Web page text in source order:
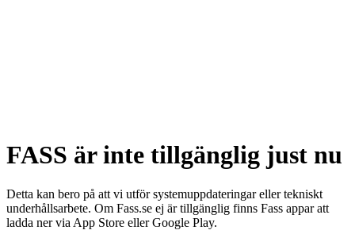
FASS är inte tillgänglig just nu
Detta kan bero på att vi utför systemuppdateringar eller tekniskt
underhållsarbete. Om Fass.se ej är tillgänglig finns Fass appar att
ladda ner via App Store eller Google Play.